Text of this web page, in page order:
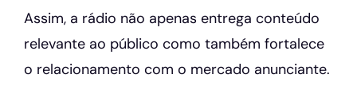
Assim, a rádio não apenas entrega conteúdo
relevante ao público como também fortalece
o relacionamento com o mercado anunciante.